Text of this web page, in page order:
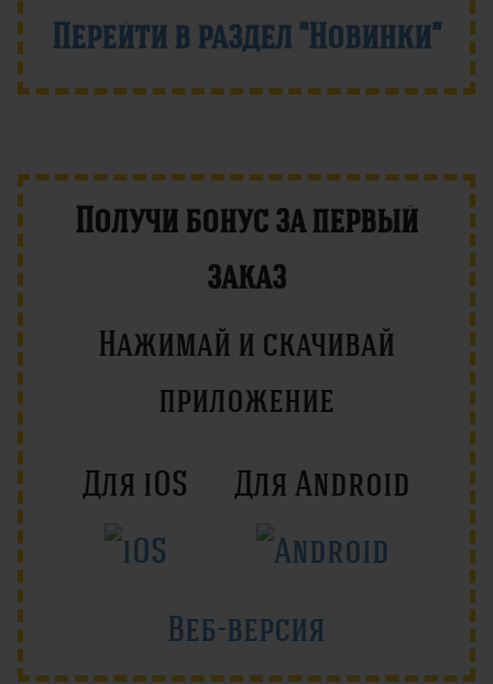
Перейти в раздел "Новинки"
Получи бонус за первый
заказ
Нажимай и скачивай
приложение
Для iOS Для Android
Веб-версия